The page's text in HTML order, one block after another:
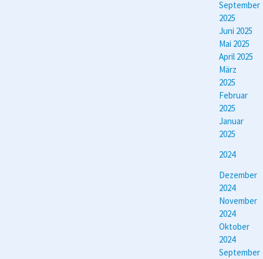
September
2025
Juni 2025
Mai 2025
April 2025
März
2025
Februar
2025
Januar
2025
2024
Dezember
2024
November
2024
Oktober
2024
September